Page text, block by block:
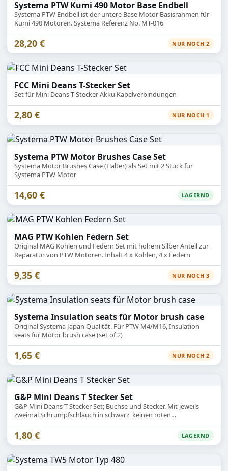
Systema PTW Kumi 490 Motor Base Endbell
Systema PTW Endbell ist der untere Base Motor Basisrahmen für
Kumi 490 Motoren. Systema Referenz No. MT-016
28,20 € NUR NOCH 2
FCC Mini Deans T-Stecker Set
Set für Mini Deans T-Stecker Akku Kabelverbindungen
2,80 € NUR NOCH 1
Systema PTW Motor Brushes Case Set
Systema Motor Brushes Case (Halter) als Set mit 2 Stück für
Systema PTW Motor
14,60 € LAGERND
MAG PTW Kohlen Federn Set
Original MAG Kohlen und Federn Set mit hohem Silber Anteil zur
Reparatur von PTW Motoren. Inhalt 4 x Kohlen, 4 x Federn
9,35 € NUR NOCH 3
Systema Insulation seats für Motor brush case
Original Systema Japan Qualität. Für PTW M4/M16, Insulation
seats für Motor brush case (set of 2)
1,65 € NUR NOCH 2
G&P Mini Deans T Stecker Set
G&P Mini Deans T Stecker Set; Buchse und Stecker. Mit jeweils
zweimal Schrumpfschlauch in schwarz, keinen roten
Schrumpfschlauch. Art.Nr.: GP395S
1,80 € LAGERND